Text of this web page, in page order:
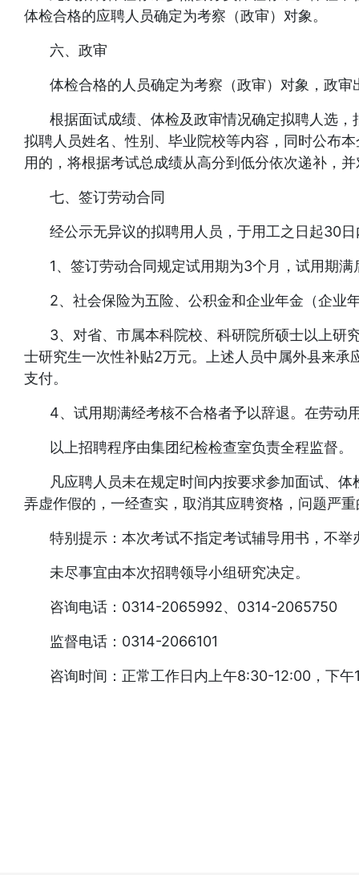
体检合格的应聘人员确定为考察（政审）对象。
六、政审
体检合格的人员确定为考察（政审）对象，政
根据面试成绩、体检及政审情况确定拟聘人选
拟聘人员姓名、性别、毕业院校等内容，同时公布
用的，将根据考试总成绩从高分到低分依次递补，
七、签订劳动合同
经公示无异议的拟聘用人员，于用工之日起30
1、签订劳动合同规定试用期为3个月，试用期
2、社会保险为五险、公积金和企业年金（企业
3、对省、市属本科院校、科研院所硕士以上研
士研究生一次性补贴2万元。上述人员中属外县来
支付。
4、试用期满经考核不合格者予以辞退。在劳动
以上招聘程序由集团纪检检查室负责全程监督。
凡应聘人员未在规定时间内按要求参加面试、
弄虚作假的，一经查实，取消其应聘资格，问题严
特别提示：本次考试不指定考试辅导用书，不
未尽事宜由本次招聘领导小组研究决定。
咨询电话：0314-2065992、0314-2065750
监督电话：0314-2066101
咨询时间：正常工作日内上午8:30-12:00，下